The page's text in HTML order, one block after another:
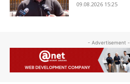
09.08.2026 15:25
- Advertisement -